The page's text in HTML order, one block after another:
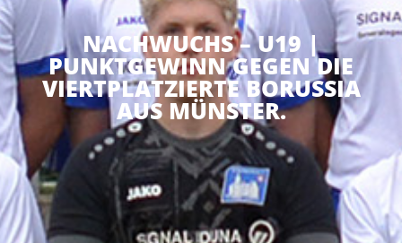
NACHWUCHS – U19 |
PUNKTGEWINN GEGEN DIE
VIERTPLATZIERTE BORUSSIA
AUS MÜNSTER.